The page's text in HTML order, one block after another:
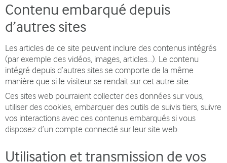
Contenu embarqué depuis
d’autres sites
Les articles de ce site peuvent inclure des contenus intégrés
(par exemple des vidéos, images, articles…). Le contenu
intégré depuis d’autres sites se comporte de la même
manière que si le visiteur se rendait sur cet autre site.
Ces sites web pourraient collecter des données sur vous,
utiliser des cookies, embarquer des outils de suivis tiers, suivre
vos interactions avec ces contenus embarqués si vous
disposez d’un compte connecté sur leur site web.
Utilisation et transmission de vos